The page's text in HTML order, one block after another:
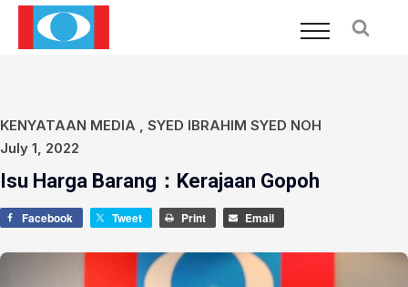
KENYATAAN MEDIA , SYED IBRAHIM SYED NOH
July 1, 2022
Isu Harga Barang：Kerajaan Gopoh
Facebook Tweet Print Email